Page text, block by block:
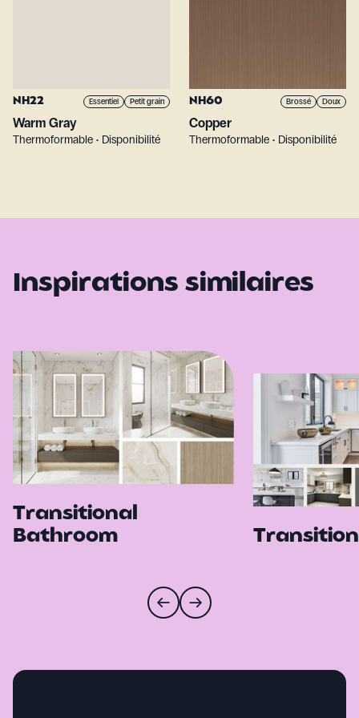
NH22 Essentiel Petit grain
Warm Gray
Thermoformable • Disponibilité
NH60 Brossé Doux
Copper
Thermoformable • Disponibilité
Inspirations similaires
Transitional
Bathroom